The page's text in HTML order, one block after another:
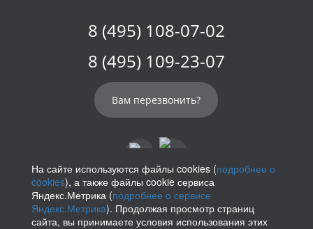
8 (495) 108-07-02
8 (495) 109-23-07
Вам перезвонить?
info@parikof.ru
На сайте используются файлы cookies (подробнее о
cookies), а также файлы cookie сервиса
Яндекс.Метрика (подробнее о сервисе
Яндекс.Метрика). Продолжая просмотр страниц
сайта, вы принимаете условия использования этих